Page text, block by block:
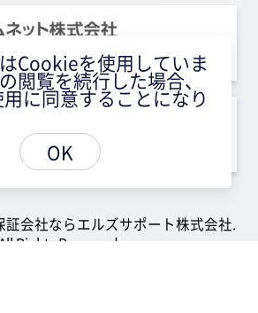
会社ならエルズサポート株式会社.
All Rights Reserved.
Cookieを使用していま
閲覧を続行した場合、
に同意することになり
OK